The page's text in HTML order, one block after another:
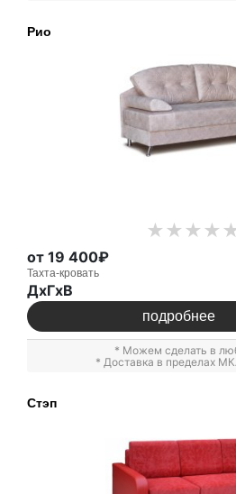
Рио
от 19 400₽
Тахта-кровать
ДxГxВ
подробнее
* Можем сделать в
* Доставка в пределах
Стэп